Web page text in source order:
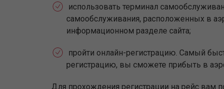
использовать терминал
самообслуживания, расположенных в
информационном разделе сайта;
пройти онлайн-регистрацию. Самый
регистрацию, вы сможете прибыть в
Для прохождения регистрации на рейс вам